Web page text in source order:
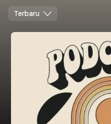
Terbaru